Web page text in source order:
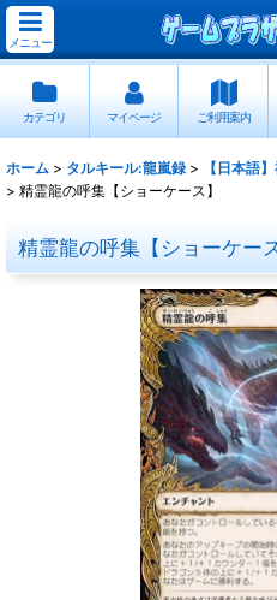
メニュー
カテゴリ マイページ ご利用案内
ホーム > タルキール:龍嵐録 >
【日本語
> 精霊龍の呼集【ショーケース】
精霊龍の呼集【ショーケース